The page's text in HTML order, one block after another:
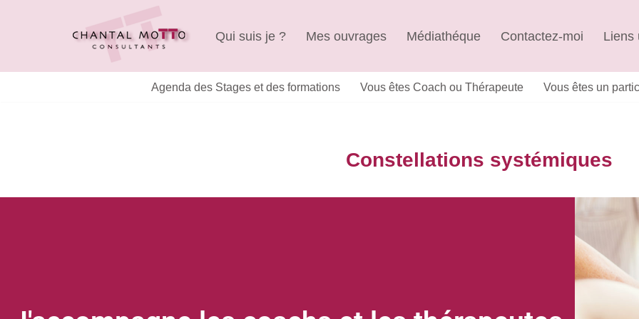
Qui suis je ? Mes ouvrages Médiathéque Contactez-moi Liens
Agenda des Stages et des formations Vous êtes Coach ou Thérapeute Vous êtes un
Constellations systémiques